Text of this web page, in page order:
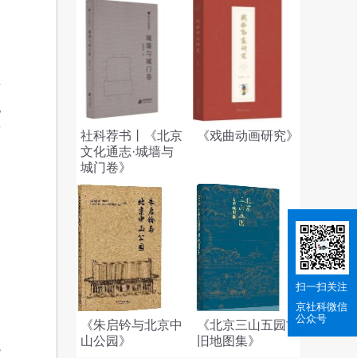
社科荐书丨《北京
文化通志·城墙与
城门卷》
《戏曲动画研究》
《朱启钤与北京中
山公园》
《北京三山五园古
旧地图集》
扫一扫关注
京社科微信
公众号